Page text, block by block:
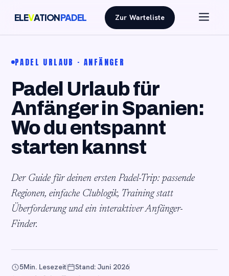
ELEVATIONPADEL Zur Warteliste
PADEL URLAUB · ANFÄNGER
Padel Urlaub für
Anfänger in Spanien:
Wo du entspannt
starten kannst
Der Guide für deinen ersten Padel-Trip: passende
Regionen, einfache Clublogik, Training statt
Überforderung und ein interaktiver Anfänger-
Finder.
5Min. Lesezeit
Stand: Juni 2026